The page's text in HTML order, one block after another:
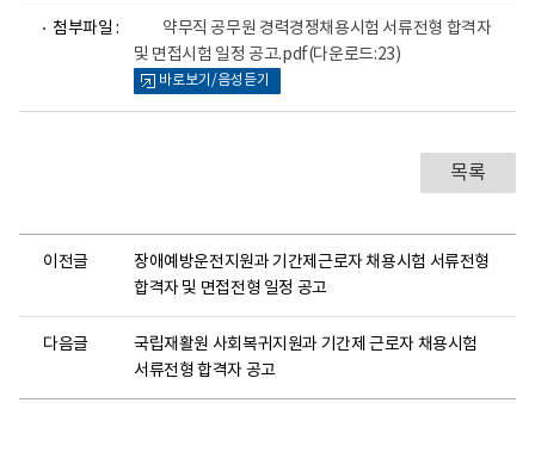
첨부파일 :
약무직 공무원 경력경쟁채용시험 서류전형 합격자
및 면접시험 일정 공고.pdf(다운로드:23)
바로보기/음성듣기
목록
이전글
장애예방운전지원과 기간제근로자 채용시험 서류전형
합격자 및 면접전형 일정 공고
다음글
국립재활원 사회복귀지원과 기간제 근로자 채용시험
서류전형 합격자 공고